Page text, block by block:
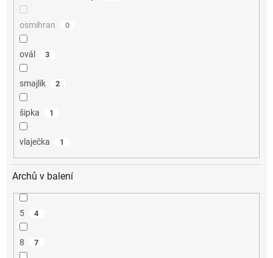
osmihran 0
ovál 3
smajlík 2
šipka 1
vlaječka 1
Archů v balení
5 4
8 7